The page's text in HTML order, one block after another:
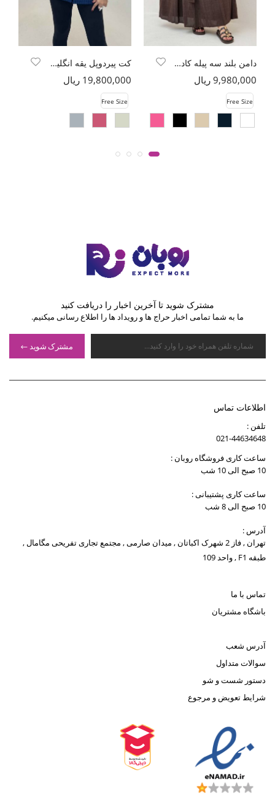
دامن بلند سه پیله کادنزا
9,980,000 ریال
Free Size
کت پیردوپل یقه انگلیسی آستردار
19,800,000 ریال
Free Size
مشترک شوید تا آخرین اخبار را دریافت کنید
ما به شما تمامی اخبار حراج ها و رویداد ها را اطلاع رسانی میکنیم.
مشترک شوید
اطلاعات تماس
تلفن :
021-44634648
ساعت کاری فروشگاه روبان :
10 صبح الی 10 شب
ساعت کاری پشتیبانی :
10 صبح الی 8 شب
آدرس :
تهران , فاز 2 شهرک اکباتان , میدان صارمی , مجتمع تجاری تفریحی مگامال ,
طبقه F1 , واحد 109
تماس با ما
باشگاه مشتریان
آدرس شعب
سوالات متداول
دستور شست و شو
شرایط تعویض و مرجوع